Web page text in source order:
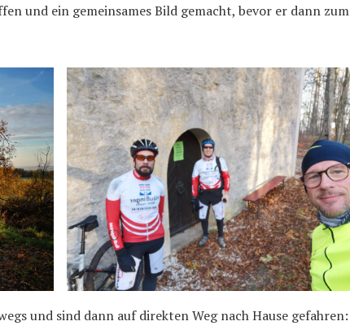
und ein gemeinsames Bild gemacht, bevor er dann zum
und sind dann auf direkten Weg nach Hause gefahren: